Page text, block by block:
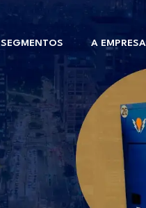
SEGMENTOS A EMPRESA